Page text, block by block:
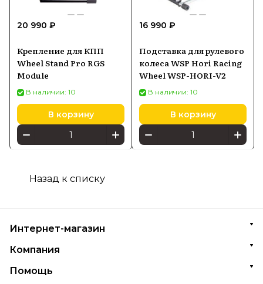
20 990 ₽
Крепление для КПП
Wheel Stand Pro RGS
Module
В наличии: 10
В корзину
16 990 ₽
Подставка для рулевого
колеса WSP Hori Racing
Wheel WSP-HORI-V2
В наличии: 10
В корзину
Назад к списку
Интернет-магазин
Компания
Помощь